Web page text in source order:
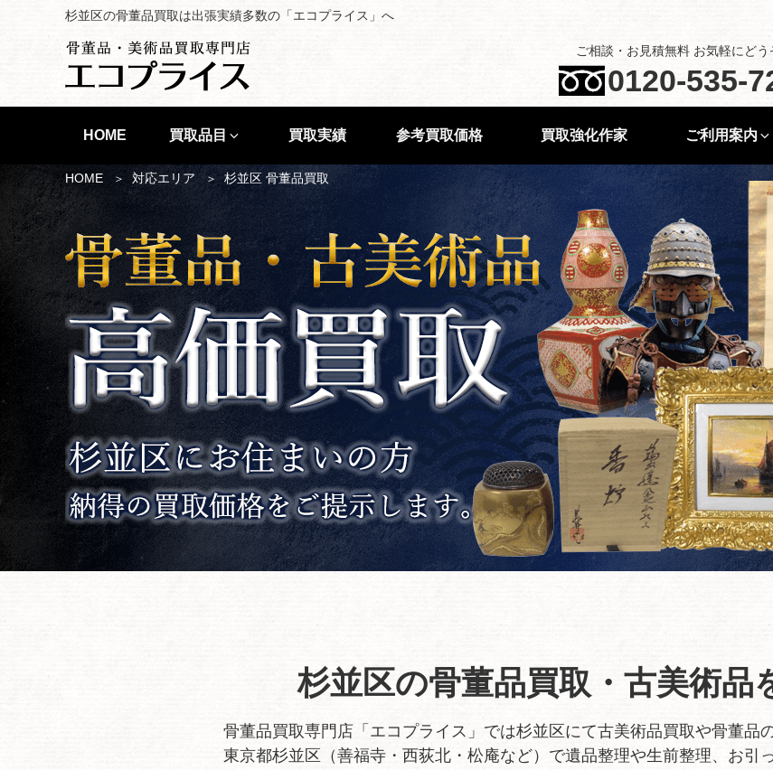
杉並区の骨董品買取は出張実績多数の「エコプライス」へ
ご相談・お見積無料 お気軽にどう
0120-535-
HOME 買取品目 買取実績 参考買取価格 買取強化作家 ご利用案内
HOME 対応エリア 杉並区 骨董品買取
杉並区の骨董品買取・古美術品
骨董品買取専門店「エコプライス」では杉並区にて古美術品買取や骨董品
東京都杉並区（善福寺・西荻北・松庵など）で遺品整理や生前整理、お引